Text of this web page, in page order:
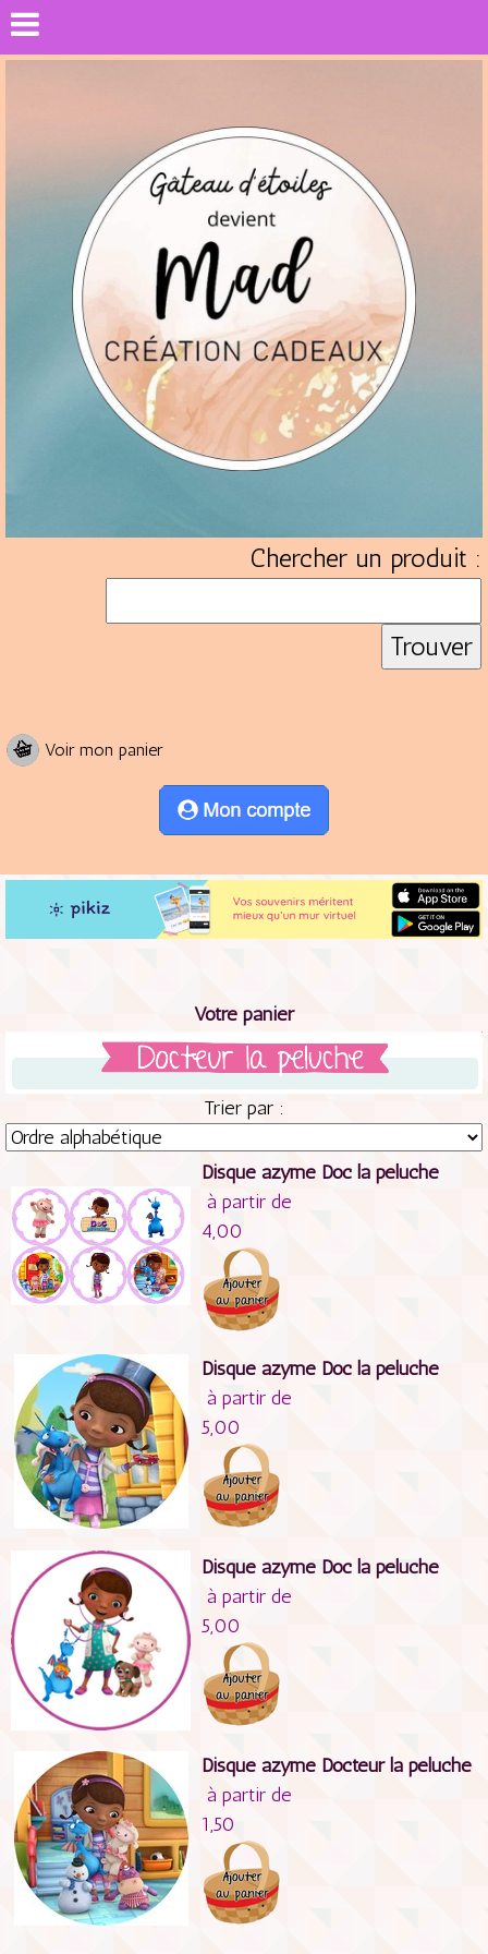
Chercher un produit :
Voir mon panier
Votre panier
Trier par :
Disque azyme Doc la peluche
à partir de
4,00
Disque azyme Doc la peluche
à partir de
5,00
Disque azyme Doc la peluche
à partir de
5,00
Disque azyme Docteur la peluche
à partir de
1,50